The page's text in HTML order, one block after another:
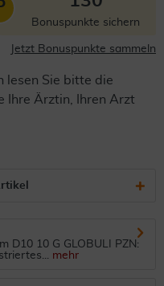
Bonuspunkte sichern
Jetzt Bonuspunkte sammeln
lesen Sie bitte die
Ihre Ärztin, Ihren Arzt
D10 10 G GLOBULI PZN:
mehr